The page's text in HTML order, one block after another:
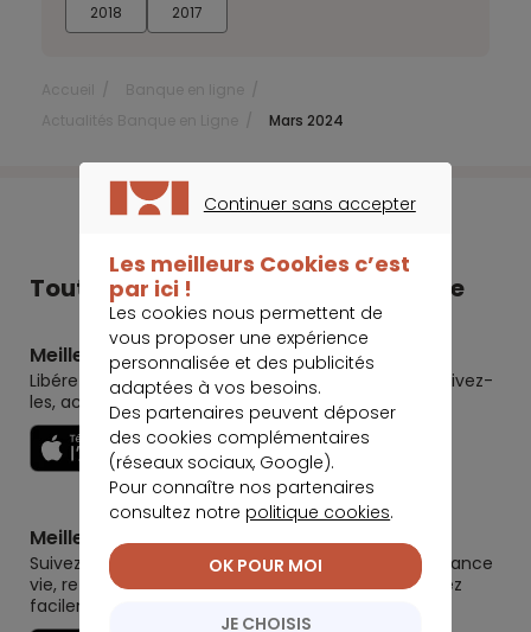
2018 2017
Mars 2024
Tout Meilleurtaux dans votre poche
Meilleurtaux
Libérez le potentiel de vos projets : préparez-les, suivez-
les, accomplissez-les.
Découvrir
Meilleurtaux Placement
Suivez la performance de tous vos contrats (assurance
vie, retraite, immobilier, défiscalisation) et re-versez
facilement. Garantie 0 paperasse.
Continuer sans accepter
Les meilleurs Cookies c’est
par ici !
Les cookies nous permettent de
vous proposer une expérience
personnalisée et des publicités
adaptées à vos besoins.
Des partenaires peuvent déposer
des cookies complémentaires
(réseaux sociaux, Google).
Pour connaître nos partenaires
consultez notre politique cookies.
JE CHOISIS
OK POUR MOI